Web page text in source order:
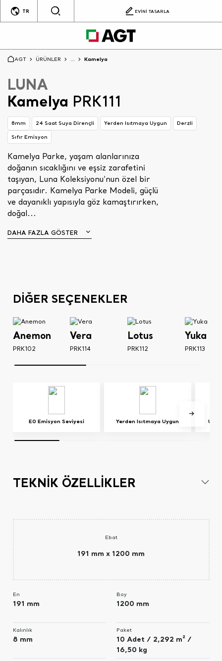
TR EVİNİ TASARLA
AGT ÜRÜNLER ... Kamelya
LUNA
Kamelya PRK111
8mm 24 Saat Suya Dirençli Yerden Isıtmaya Uygun
Derzli
Sıfır Emisyon
Kamelya Parke, yaşam alanlarınıza
doğanın sıcaklığını ve eşsiz zarafetini
taşıyan, Luna Koleksiyonu’nun özel bir
parçasıdır. Kamelya Parke Modeli, güçlü
ve dayanıklı yapısıyla göz kamaştırırken,
doğal...
DAHA FAZLA GÖSTER
DİĞER SEÇENEKLER
Anemon
PRK102
Vera
PRK114
Lotus
PRK112
Yuka
PRK113
E0 Emisyon Seviyesi Yerden Isıtmaya Uygun UV
TEKNİK ÖZELLİKLER
Ebat
191 mm x 1200 mm
En
191 mm
Kalınlık
8 mm
Boy
1200 mm
Paket
10 Adet / 2,292 m² /
16,50 kg